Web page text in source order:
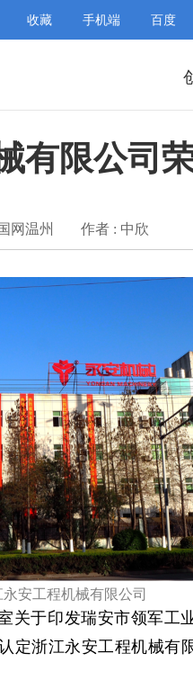
收藏 手机端 百度
有限公司
网温州 作者 : 中欣
安工程机械有限公司
关于印发瑞安市领军工
定浙江永安工程机械有